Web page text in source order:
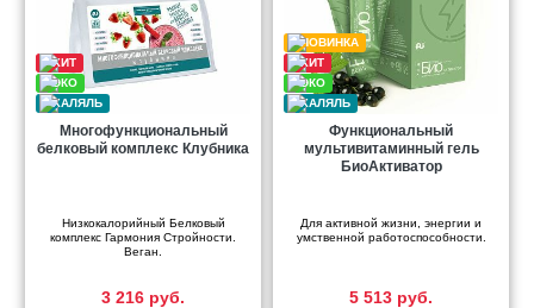
Многофункциональный
белковый комплекс Клубника
Низкокалорийный Белковый
комплекс Гармония Стройности.
Веган.
3 216 руб.
Функциональный
мультивитаминный гель
БиоАктиватор
Для активной жизни, энергии и
умственной работоспособности.
5 513 руб.